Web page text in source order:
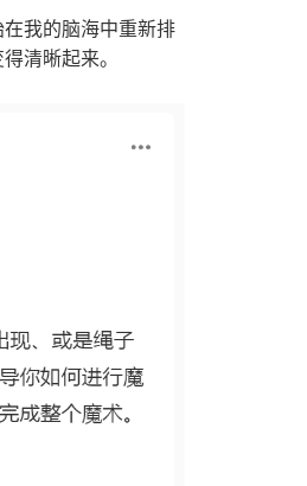
我的脑海中重新排
清晰起来。